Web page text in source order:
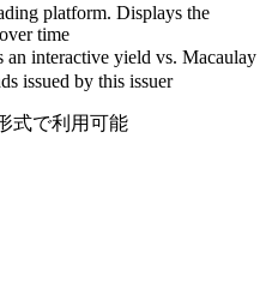
platform. Displays the
time
an interactive yield vs. Macaulay
issued by this issuer
式で利用可能